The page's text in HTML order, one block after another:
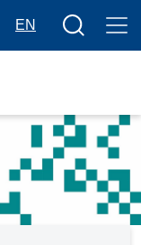
EN
Bottone